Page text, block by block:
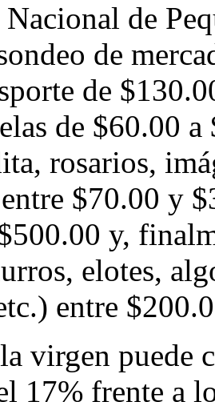
de
de
de
de $60.00
rosarios,
$70.00 y
y,
elotes,
entre
virgen puede
17% frente a